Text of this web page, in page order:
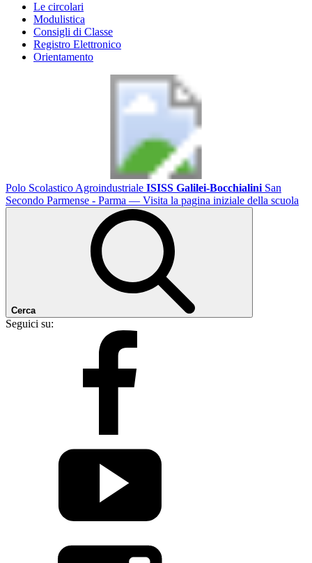
Le circolari
Modulistica
Consigli di Classe
Registro Elettronico
Orientamento
Polo Scolastico Agroindustriale ISISS Galilei-Bocchialini San
Secondo Parmense - Parma — Visita la pagina iniziale della scuola
Cerca
Seguici su: